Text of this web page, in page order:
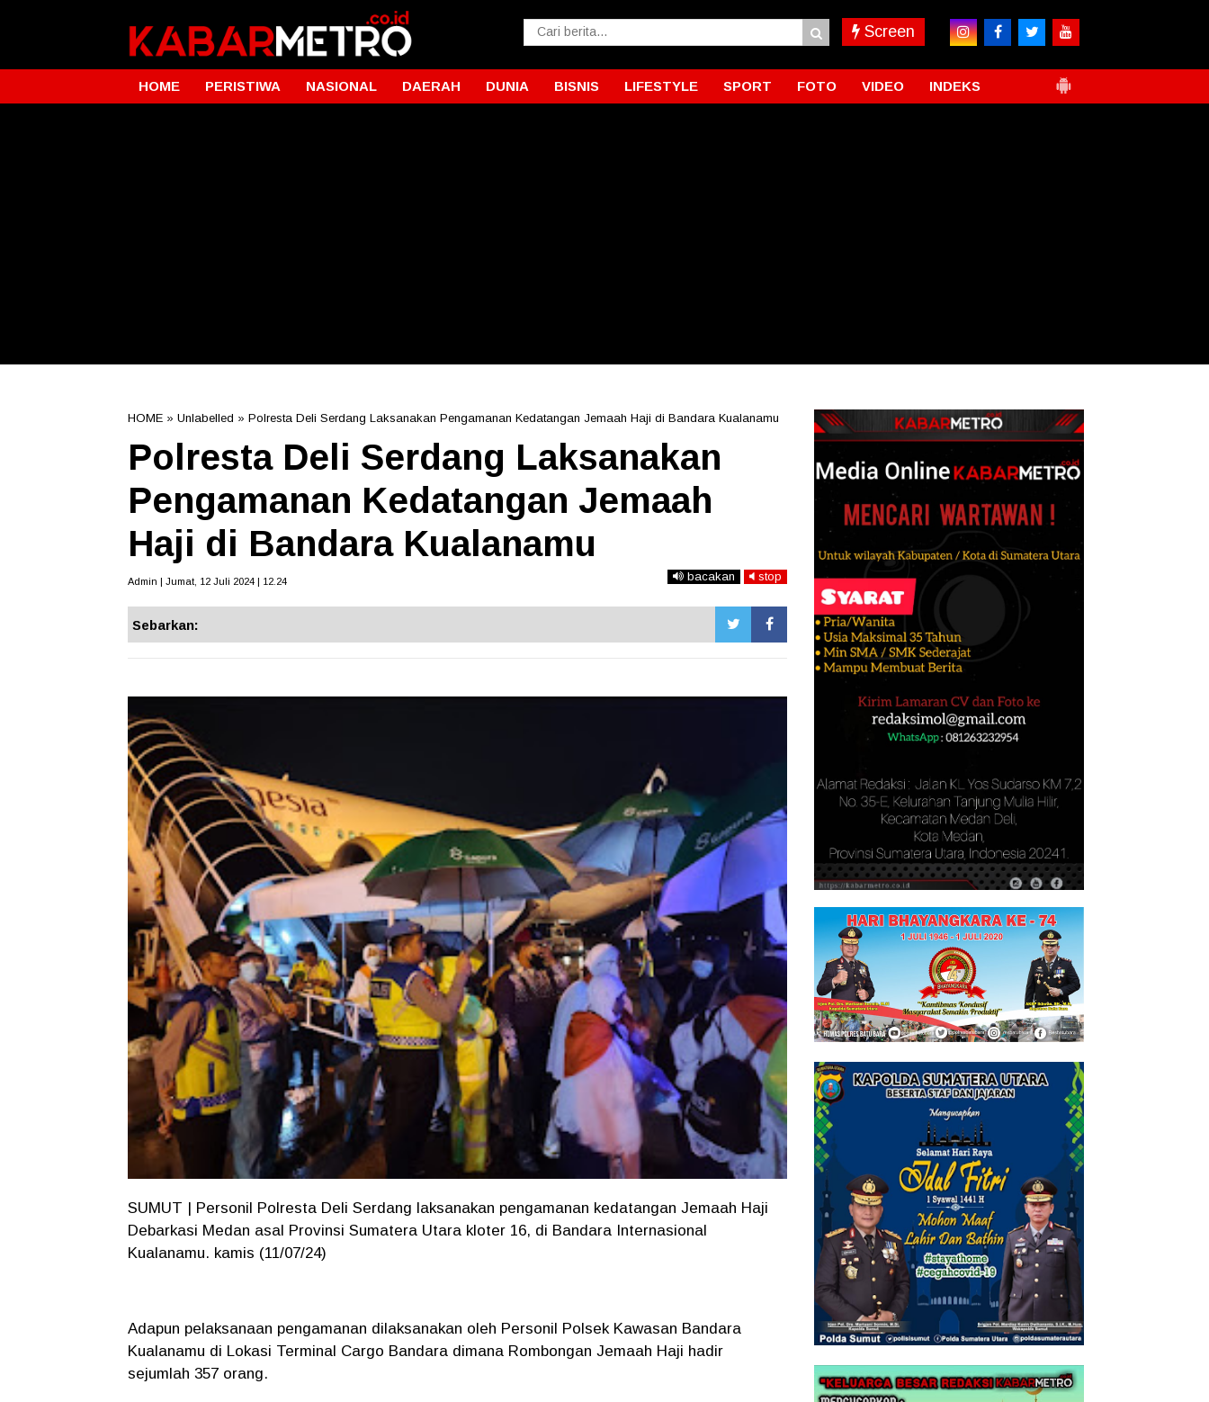
Screen
HOME PERISTIWA NASIONAL DAERAH DUNIA BISNIS LIFESTYLE SPORT FOTO VIDEO INDEKS
HOME » Unlabelled » Polresta Deli Serdang Laksanakan Pengamanan Kedatangan Jemaah Haji di Bandara Kualanamu
Polresta Deli Serdang Laksanakan
Pengamanan Kedatangan Jemaah
Haji di Bandara Kualanamu
Admin | Jumat, 12 Juli 2024 | 12.24 bacakan stop
Sebarkan:
SUMUT | Personil Polresta Deli Serdang laksanakan pengamanan kedatangan Jemaah Haji
Debarkasi Medan asal Provinsi Sumatera Utara kloter 16, di Bandara Internasional
Kualanamu. kamis (11/07/24)
Adapun pelaksanaan pengamanan dilaksanakan oleh Personil Polsek Kawasan Bandara
Kualanamu di Lokasi Terminal Cargo Bandara dimana Rombongan Jemaah Haji hadir
sejumlah 357 orang.